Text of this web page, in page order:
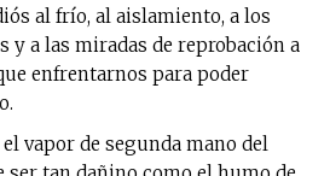
al frío, al aislamiento, a los
y a las miradas de reprobación a
enfrentarnos para poder
vapor de segunda mano del